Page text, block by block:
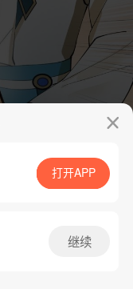
App免费看
打开APP
继续